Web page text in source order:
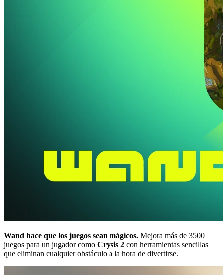
Wand hace que los juegos sean mágicos. Mejora más de 3500
juegos para un jugador como Crysis 2 con herramientas sencillas
que eliminan cualquier obstáculo a la hora de divertirse.